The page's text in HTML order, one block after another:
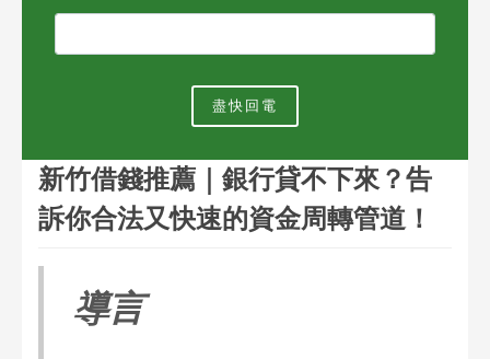
盡快回電
新竹借錢推薦｜銀行貸不下來？告
訴你合法又快速的資金周轉管道！
導言